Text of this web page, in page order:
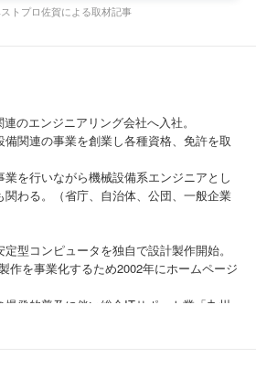
トプロ佐賀による取材記事
のエンジニアリング会社へ入社。
関連の事業を創業し各種資格、免許を取
を行いながら機械設備系エンジニアとし
わる。（省庁、自治体、公団、一般企業
型コンピュータを独自で設計製作開始。
作を事業化するため2002年にホームページ
発的普及に伴い総合ITサポート業「九州